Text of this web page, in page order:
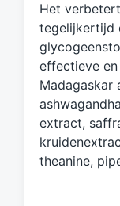
Het
tegelijkertijd
effectieve
Madagaskar
extract,
theanine,